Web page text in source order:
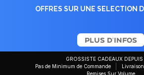
OFFRES SUR UNE SELECTION
PLUS D'INFOS
GROSSISTE CADEAUX
Pas de Minimum de Commande
Livraison
Remises Sur Volume